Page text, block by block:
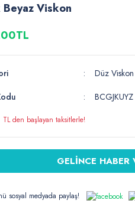
Beyaz Viskon
Düz
BCGJKUYZ
den başlayan taksitlerle!
GELİNCE HABER
sosyal medyada paylaş!